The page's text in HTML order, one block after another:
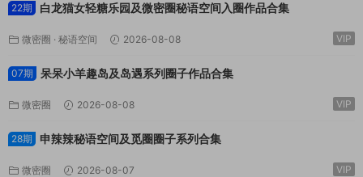
22期 白龙猫女轻糖乐园及微密圈秘语空间入圈作品合集
微密圈 · 秘语空间 2026-08-08 VIP
07期 呆呆小羊趣岛及岛遇系列圈子作品合集
微密圈 2026-08-08 VIP
28期 申辣辣秘语空间及觅圈圈子系列合集
微密圈 2026-08-07 VIP